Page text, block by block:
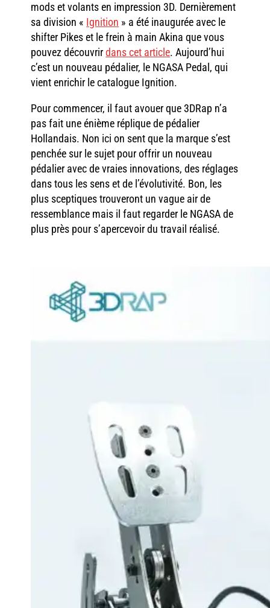
mods et volants en impression 3D. Dernièrement
sa division « Ignition » a été inaugurée avec le
shifter Pikes et le frein à main Akina que vous
pouvez découvrirdans cet article. Aujourd’hui
c’est un nouveau pédalier, le NGASA Pedal, qui
vient enrichir le catalogue Ignition.
Pour commencer, il faut avouer que 3DRap n’a
pas fait une énième réplique de pédalier
Hollandais. Non ici on sent que la marque s’est
penchée sur le sujet pour offrir un nouveau
pédalier avec de vraies innovations, des réglages
dans tous les sens et de l’évolutivité. Bon, les
plus sceptiques trouveront un vague air de
ressemblance mais il faut regarder le NGASA de
plus près pour s’apercevoir du travail réalisé.